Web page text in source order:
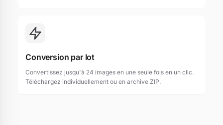
Conversion par lot
Convertissez jusqu'à 24 images en une seule fois en un clic.
Téléchargez individuellement ou en archive ZIP.